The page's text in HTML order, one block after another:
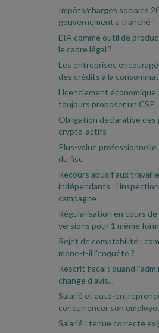
Impôts/charges sociales
gouvernement a tranché !
L'IA comme outil de
le cadre légal ?
Les entreprises
des crédits à la
Licenciement économique
toujours proposer un CSP
Obligation déclarative
crypto-actifs
Plus-value professionnelle
du fisc
Recours abusif aux
indépendants :
campagne
Régularisation en cours
versions pour 1 même
Rejet de comptabilité :
mène-t-il l'enquête ?
Rescrit fiscal : quand
change d'avis...
Salarié et auto-
concurrencer son
Salarié : tenue correcte